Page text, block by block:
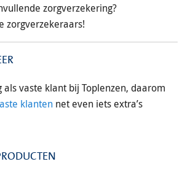
zorgverzekering?
zorgverzekeraars!
als vaste klant bij Toplenzen, daarom
klanten net even iets extra’s